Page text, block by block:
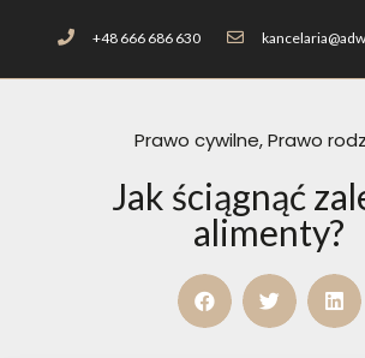
+48 666 686 630
Prawo cywilne,Prawo
Jak ściągnąć
alimenty?